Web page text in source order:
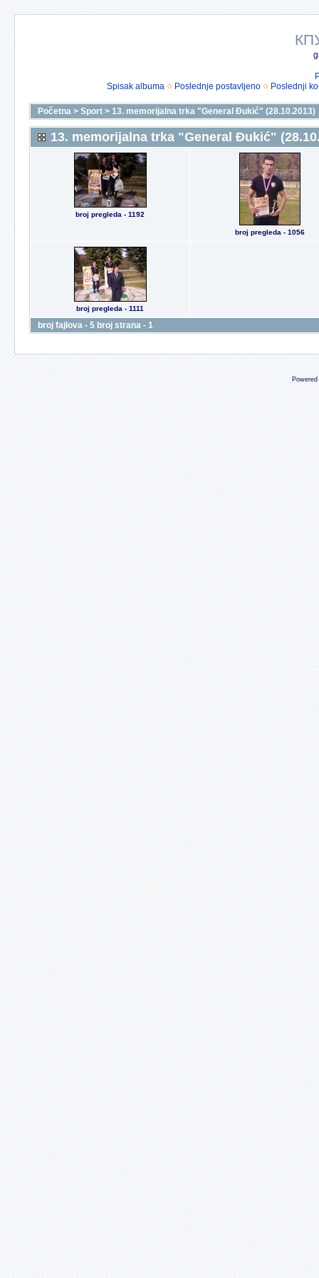
Spisak albuma
Poslednje postavljeno Poslednji
Početna > Sport > 13. memorijalna trka "General Đukić" (28.10.2013)
13. memorijalna trka "General Đukić"
broj pregleda - 1192
broj pregleda - 1056
broj pregleda - 1111
broj fajlova - 5 broj strana - 1